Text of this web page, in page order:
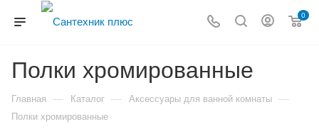
0
Полки хромированные
Главная — Каталог — Аксессуары для ванной комнаты —
Полки хромированные